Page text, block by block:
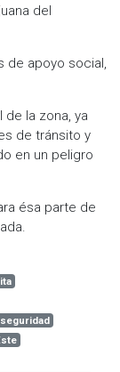
del
de apoyo social,
la zona, ya
de tránsito y
en un peligro
ésa parte de